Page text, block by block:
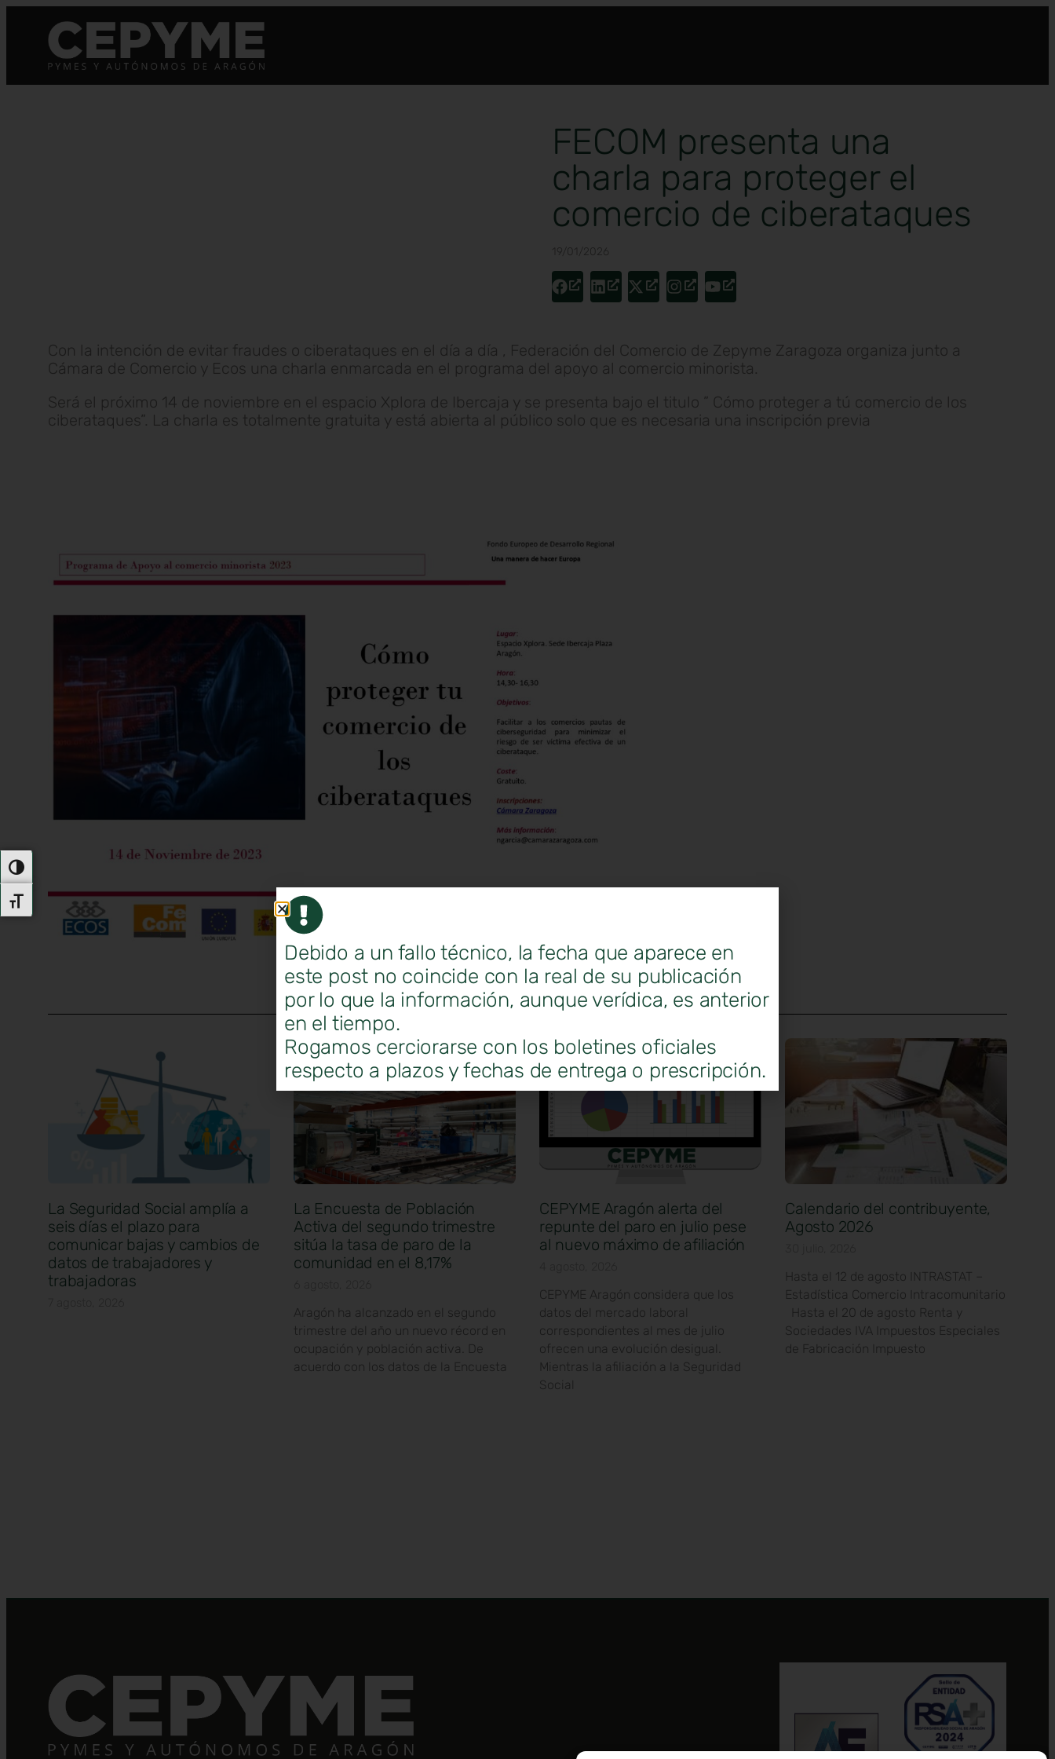
Alternar Alto Contraste
Alternar Tamaño De Letra
FECOM presenta una
charla para proteger el
comercio de ciberataques
19/01/2026
Con la intención de evitar fraudes o ciberataques en el día a día , Federación del Comercio de Zepyme Zaragoza organiza junto a
Cámara de Comercio y Ecos una charla enmarcada en el programa del apoyo al comercio minorista.
Será el próximo 14 de noviembre en el espacio Xplora de Ibercaja y se presenta bajo el titulo ” Cómo proteger a tú comercio de los
ciberataques”. La charla es totalmente gratuita y está abierta al público solo que es necesaria una inscripción previa
La Seguridad Social amplía a
seis días el plazo para
comunicar bajas y cambios de
datos de trabajadores y
trabajadoras
La Encuesta de Población
Activa del segundo trimestre
sitúa la tasa de paro de la
comunidad en el 8,17%
Aragón ha alcanzado en el segundo
trimestre del año un nuevo récord en
ocupación y población activa. De
acuerdo con los datos de la Encuesta
CEPYME Aragón alerta del
repunte del paro en julio pese
al nuevo máximo de afiliación
CEPYME Aragón considera que los
datos del mercado laboral
correspondientes al mes de julio
ofrecen una evolución desigual.
Mientras la afiliación a la Seguridad
Social
Calendario del contribuyente,
Agosto 2026
Hasta el 12 de agosto INTRASTAT –
Estadística Comercio Intracomunitario
Hasta el 20 de agosto Renta y
Sociedades IVA Impuestos Especiales
de Fabricación Impuesto
Debido a un fallo técnico, la fecha que aparece en
este post no coincide con la real de su publicación
por lo que la información, aunque verídica, es anterior
en el tiempo.
Rogamos cerciorarse con los boletines oficiales
respecto a plazos y fechas de entrega o prescripción.